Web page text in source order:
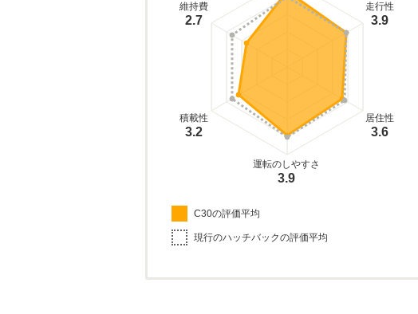
走行性
3.9
居住性
3.6
運転のしやすさ
3.9
積載性
3.2
維持費
2.7
C30の評価平均
現行のハッチバックの評価平均